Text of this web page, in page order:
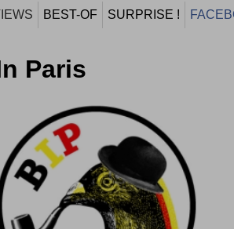
BEST-OF SURPRISE !
Paris